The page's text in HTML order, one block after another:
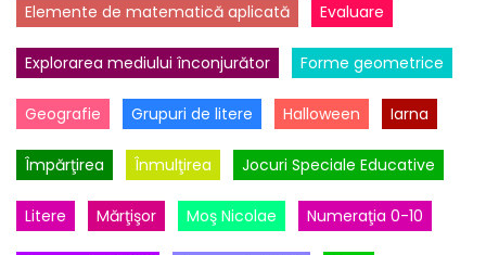
Elemente de matematică aplicată Evaluare
Explorarea mediului înconjurător Forme geometrice
Geografie Grupuri de litere Halloween Iarna
Împărţirea Înmulţirea Jocuri Speciale Educative
Litere Mărţişor Moş Nicolae Numeraţia 0-10